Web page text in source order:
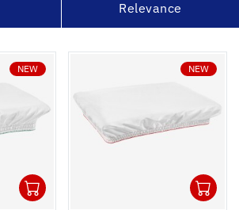
Relevance
NEW NEW